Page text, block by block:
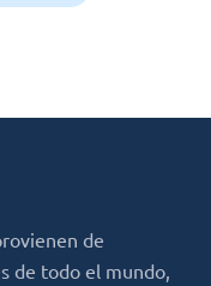
de
de todo el mundo,